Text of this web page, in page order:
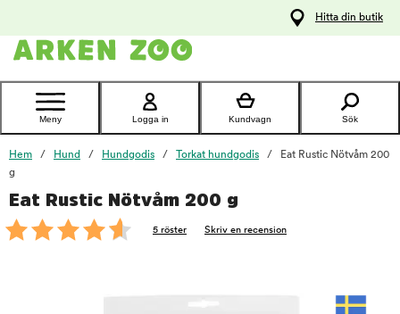
Kontakta
Hitta din butik
Meny Logga in Kundvagn Sök
Hem Hund Hundgodis Torkat hundgodis
Eat Rustic Nötvåm 200
g
Eat Rustic Nötvåm 200 g
5 röster Skriv en recension
foo